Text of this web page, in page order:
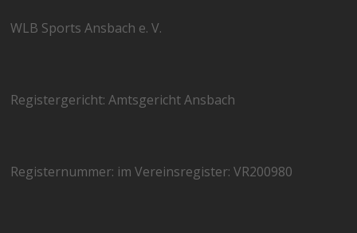
WLB Sports Ansbach e. V.
Registergericht: Amtsgericht Ansbach
Registernummer: im Vereinsregister: VR200980